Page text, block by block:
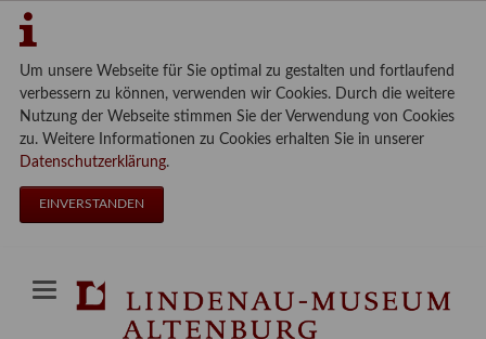
Um unsere Webseite für Sie optimal zu gestalten und fortlaufend
verbessern zu können, verwenden wir Cookies. Durch die weitere
Nutzung der Webseite stimmen Sie der Verwendung von Cookies
zu. Weitere Informationen zu Cookies erhalten Sie in unserer
Datenschutzerklärung.
EINVERSTANDEN